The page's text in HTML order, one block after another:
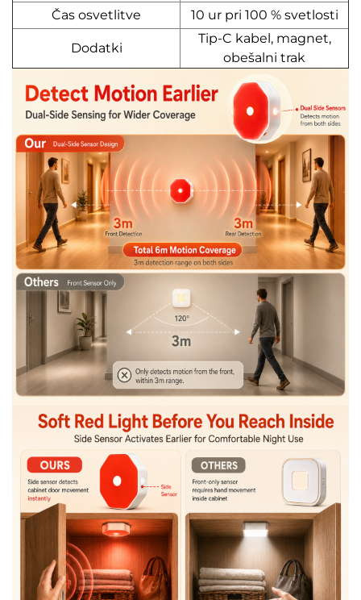
Čas osvetlitve
10 ur pri 100 % svetlosti
Dodatki
Tip-C kabel, magnet,
obešalni trak